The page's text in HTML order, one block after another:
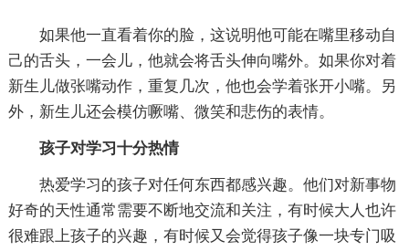
如果他一直看着你的脸，这说明他可能在嘴里移动自
己的舌头，一会儿，他就会将舌头伸向嘴外。如果你对着
新生儿做张嘴动作，重复几次，他也会学着张开小嘴。另
外，新生儿还会模仿噘嘴、微笑和悲伤的表情。
孩子对学习十分热情
热爱学习的孩子对任何东西都感兴趣。他们对新事物
好奇的天性通常需要不断地交流和关注，有时候大人也许
很难跟上孩子的兴趣，有时候又会觉得孩子像一块专门吸